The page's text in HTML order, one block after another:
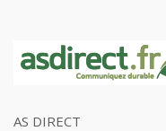
AS DIRECT